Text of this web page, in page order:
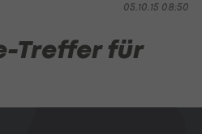
05.10.15 08:50
Treffer für